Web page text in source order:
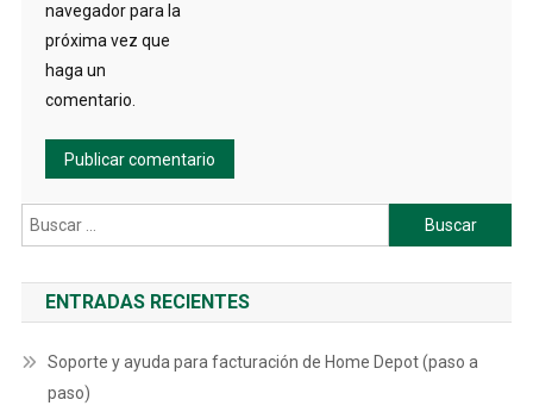
navegador para la
próxima vez que
haga un
comentario.
Buscar:
ENTRADAS RECIENTES
Soporte y ayuda para facturación de Home Depot (paso a
paso)